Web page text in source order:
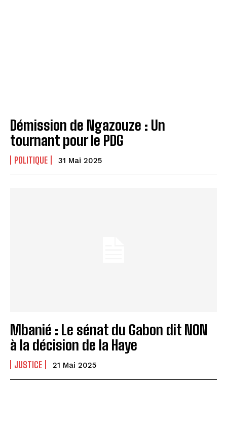
Démission de Ngazouze : Un
tournant pour le PDG
POLITIQUE 31 Mai 2025
Mbanié : Le sénat du Gabon dit NON
à la décision de la Haye
JUSTICE 21 Mai 2025